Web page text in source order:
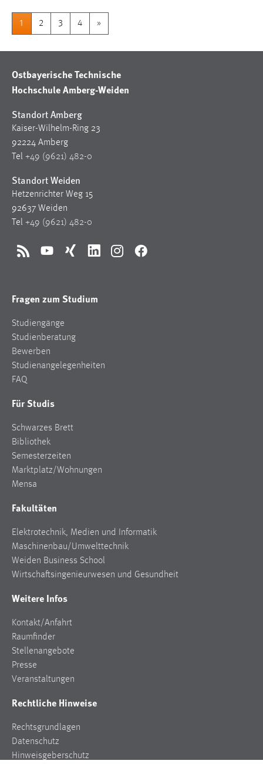
1 2 3 4 »
Ostbayerische Technische
Hochschule Amberg-Weiden
Standort Amberg
Kaiser-Wilhelm-Ring 23
92224 Amberg
Tel +49 (9621) 482-0
Standort Weiden
Hetzenrichter Weg 15
92637 Weiden
Tel +49 (9621) 482-0
RSS YouTubeXing LinkedInInstagramFacebook
Fragen zum Studium
Studiengänge
Studienberatung
Bewerben
Studienangelegenheiten
FAQ
Für Studis
Schwarzes Brett
Bibliothek
Semesterzeiten
Marktplatz/Wohnungen
Mensa
Fakultäten
Elektrotechnik, Medien und Informatik
Maschinenbau/Umwelttechnik
Weiden Business School
Wirtschaftsingenieurwesen und Gesundheit
Weitere Infos
Kontakt/Anfahrt
Raumfinder
Stellenangebote
Presse
Veranstaltungen
Rechtliche Hinweise
Rechtsgrundlagen
Datenschutz
Hinweisgeberschutz